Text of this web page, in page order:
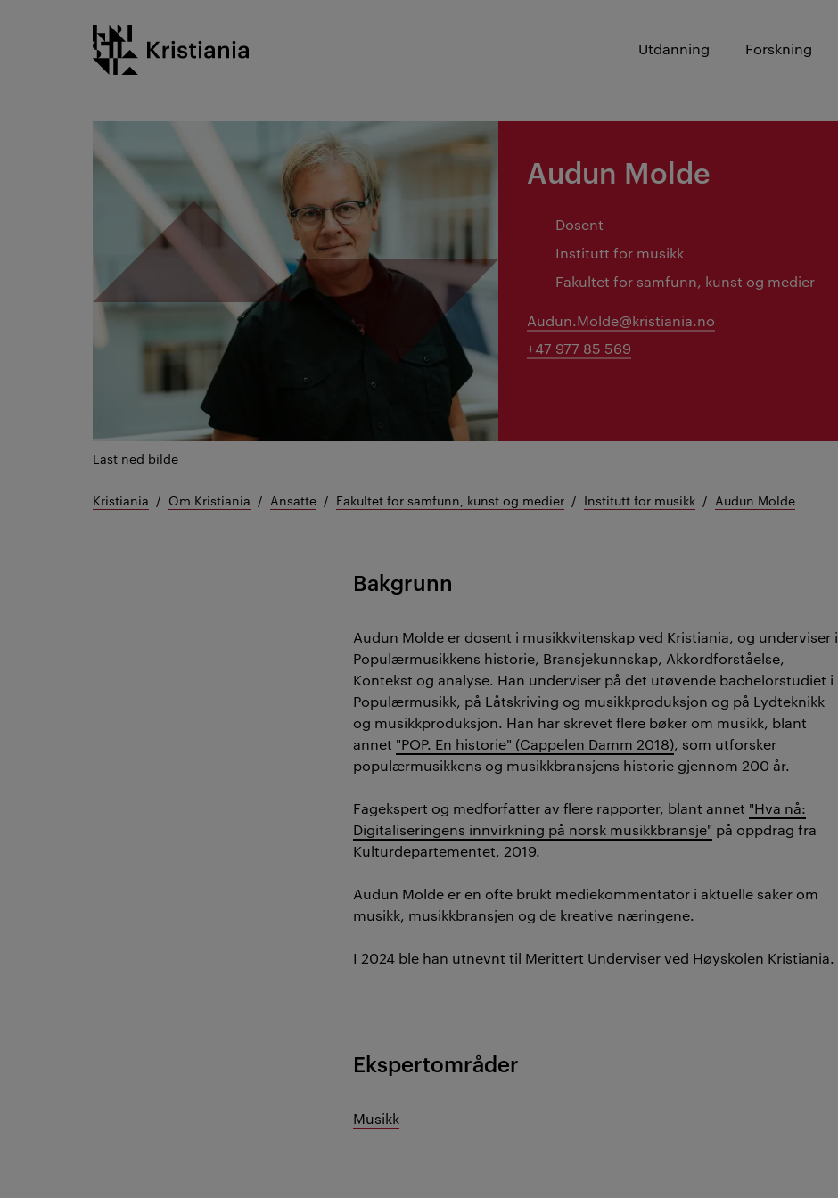
Kristiania logo
Utdanning Forskning
Last ned bilde
Audun Molde
Dosent
Institutt for musikk
Fakultet for samfunn, kunst og medier
Audun.Molde@kristiania.no
+47 977 85 569
Kristiania Om Kristiania Ansatte Fakultet for samfunn, kunst og medier Institutt for musikk Audun Molde
Bakgrunn
Audun Molde er dosent i musikkvitenskap ved Kristiania, og underviser i
Populærmusikkens historie, Bransjekunnskap, Akkordforståelse,
Kontekst og analyse. Han underviser på det utøvende bachelorstudiet i
Populærmusikk, på Låtskriving og musikkproduksjon og på Lydteknikk
og musikkproduksjon. Han har skrevet flere bøker om musikk, blant
annet "POP. En historie" (Cappelen Damm 2018), som utforsker
populærmusikkens og musikkbransjens historie gjennom 200 år.
Fagekspert og medforfatter av flere rapporter, blant annet "Hva nå:
Digitaliseringens innvirkning på norsk musikkbransje" på oppdrag fra
Kulturdepartementet, 2019.
Audun Molde er en ofte brukt mediekommentator i aktuelle saker om
musikk, musikkbransjen og de kreative næringene.
I 2024 ble han utnevnt til Merittert Underviser ved Høyskolen Kristiania.
Ekspertområder
Musikk